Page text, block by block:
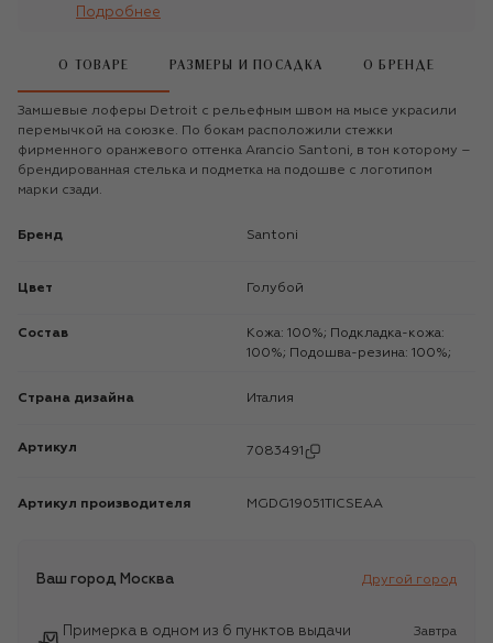
Подробнее
О ТОВАРЕ РАЗМЕРЫ И ПОСАДКА О БРЕНДЕ
Замшевые лоферы Detroit с рельефным швом на мысе украсили
перемычкой на союзке. По бокам расположили стежки
фирменного оранжевого оттенка Arancio Santoni, в тон которому –
брендированная стелька и подметка на подошве с логотипом
марки сзади.
Бренд Santoni
Цвет Голубой
Состав
Кожа: 100%; Подкладка-кожа:
100%; Подошва-резина: 100%;
Страна дизайна Италия
Артикул 7083491
Артикул производителя MGDG19051TICSEAA
Ваш город Москва Другой город
Примерка в одном из 6 пунктов выдачи
Завтра